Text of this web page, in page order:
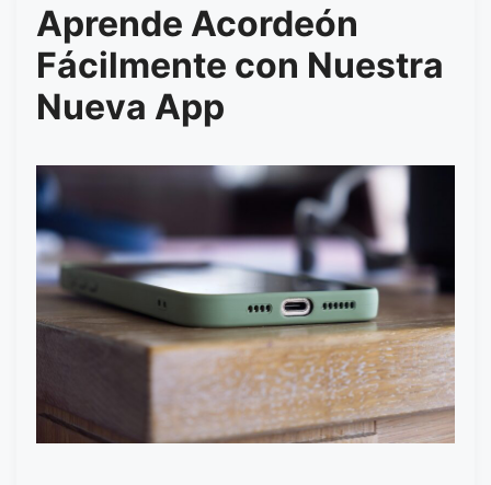
Aprende Acordeón
Fácilmente con Nuestra
Nueva App